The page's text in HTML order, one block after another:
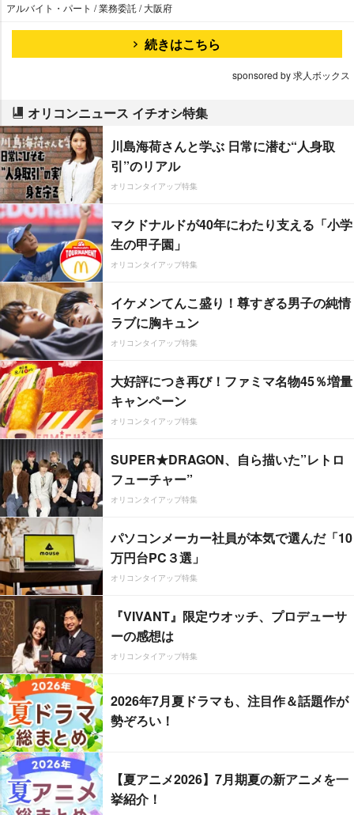
アルバイト・パート / 業務委託 / 大阪府
続きはこちら
sponsored by 求人ボックス
オリコンニュース イチオシ特集
川島海荷さんと学ぶ 日常に潜む“人身取
引”のリアル
オリコンタイアップ特集
マクドナルドが40年にわたり支える「小学
生の甲子園」
オリコンタイアップ特集
イケメンてんこ盛り！尊すぎる男子の純情
ラブに胸キュン
オリコンタイアップ特集
大好評につき再び！ファミマ名物45％増量
キャンペーン
オリコンタイアップ特集
SUPER★DRAGON、自ら描いた”レトロ
フューチャー”
オリコンタイアップ特集
パソコンメーカー社員が本気で選んだ「10
万円台PC３選」
オリコンタイアップ特集
『VIVANT』限定ウオッチ、プロデューサ
ーの感想は
オリコンタイアップ特集
2026年7月夏ドラマも、注目作＆話題作が
勢ぞろい！
【夏アニメ2026】7月期夏の新アニメを一
挙紹介！